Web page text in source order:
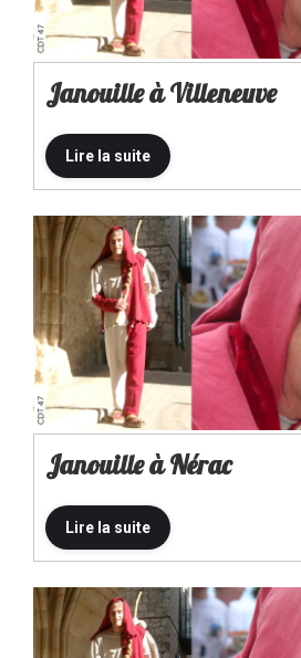
Janouille à Villeneuve
Janouille à Nérac